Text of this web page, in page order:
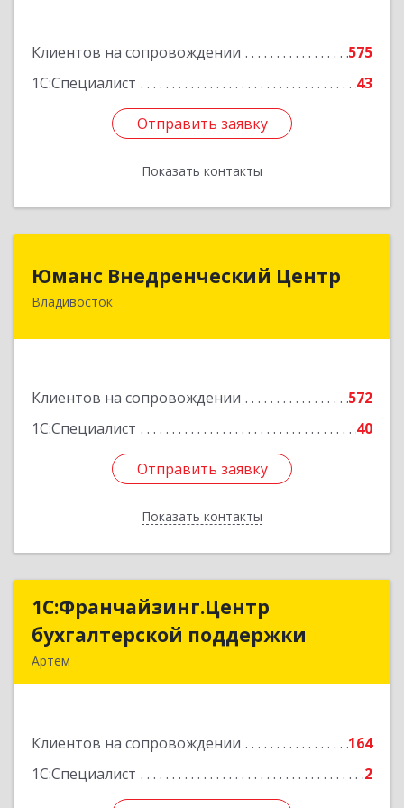
Клиентов на сопровождении
575
1С:Специалист
43
Отправить заявку
Показать контакты
Отправить заявку
Назад
Юманс Внедренческий Центр
Владивосток
Клиентов на сопровождении
572
1С:Специалист
40
Отправить заявку
Показать контакты
Юманс Внедренческий Центр
690014, Приморский край, Владивосток г,
Отправить заявку
Назад
1С:Франчайзинг.Центр
бухгалтерской поддержки
Артем
Клиентов на сопровождении
164
1С:Специалист
2
1С:Франчайзинг.Центр
бухгалтерской поддержки
Подробнее